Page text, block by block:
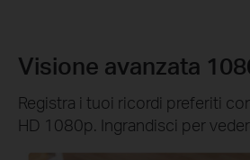
Visione avanzata
Registra i tuoi ricordi preferiti
HD 1080p. Ingrandisci per